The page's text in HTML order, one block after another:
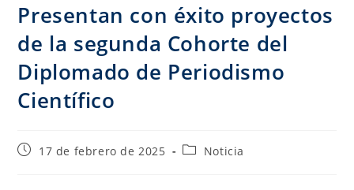
Presentan con éxito proyectos
de la segunda Cohorte del
Diplomado de Periodismo
Científico
17 de febrero de 2025 Noticia